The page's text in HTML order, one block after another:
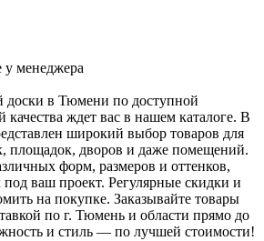
у менеджера
доски в Тюмени по доступной
качества ждет вас в нашем каталоге. В
широкий выбор товаров для
площадок, дворов и даже помещений.
форм, размеров и оттенков,
ваш проект. Регулярные скидки и
на покупке. Заказывайте товары
по г. Тюмень и области прямо до
и стиль — по лучшей стоимости!